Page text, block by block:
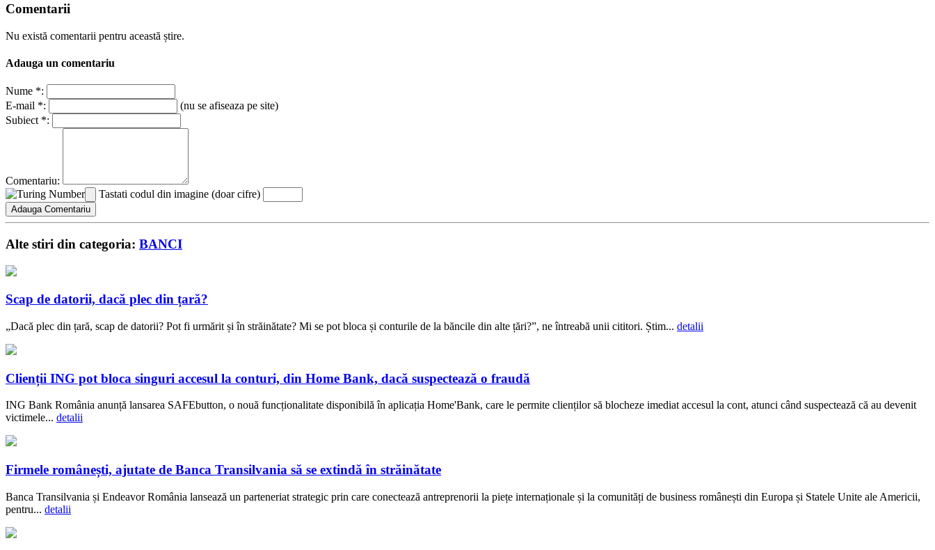
Comentarii
Nu există comentarii pentru această știre.
Adauga un comentariu
Nume *:
E-mail *:
(nu se afiseaza pe site)
Subiect *:
Comentariu:
Tastati codul din imagine (doar cifre)
Alte stiri din categoria: BANCI
Scap de datorii, dacă plec din țară?
„Dacă plec din țară, scap de datorii? Pot fi urmărit și în străinătate? Mi se pot bloca și conturile de la băncile din alte țări?”, ne întreabă unii cititori. Știm... detalii
Clienții ING pot bloca singuri accesul la conturi, din Home Bank, dacă suspectează o fraudă
ING Bank România anunță lansarea SAFEbutton, o nouă funcționalitate disponibilă în aplicația Home'Bank, care le permite clienților să blocheze imediat accesul la cont, atunci când suspectează că au devenit
victimele... detalii
Firmele românești, ajutate de Banca Transilvania să se extindă în străinătate
Banca Transilvania și Endeavor România lansează un parteneriat strategic prin care conectează antreprenorii la piețe internaționale și la comunități de business românești din Europa și Statele Unite ale Americii,
pentru... detalii